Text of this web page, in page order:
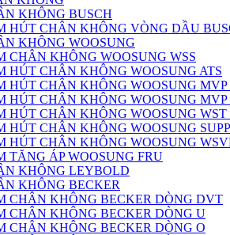
KHÔNG BUSCH
HÚT CHÂN KHÔNG VÒNG DẦU
KHÔNG WOOSUNG
CHÂN KHÔNG WOOSUNG WSS
HÚT CHÂN KHÔNG WOOSUNG ATS
HÚT CHÂN KHÔNG WOOSUNG MVP
HÚT CHÂN KHÔNG WOOSUNG MVP
HÚT CHÂN KHÔNG WOOSUNG WST
HÚT CHÂN KHÔNG WOOSUNG
HÚT CHÂN KHÔNG WOOSUNG
TĂNG ÁP WOOSUNG FRU
KHÔNG LEYBOLD
KHÔNG BECKER
CHÂN KHÔNG BECKER DÒNG DVT
CHÂN KHÔNG BECKER DÒNG U
CHÂN KHÔNG BECKER DÒNG O